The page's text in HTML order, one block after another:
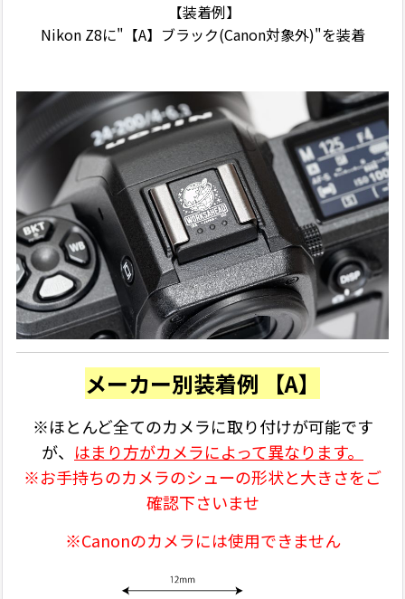
【装着例】
Nikon Z8に"【A】ブラック(Canon対象外)"を装着
メーカー別装着例 【A】
※ほとんど全てのカメラに取り付けが可能です
が、 はまり方がカメラによって異なります。
※お手持ちのカメラのシューの形状と大きさをご
確認下さいませ
※Canonのカメラには使用できません